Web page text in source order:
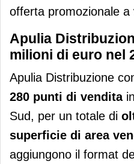
offerta promozionale
Apulia
milioni di euro nel
Apulia Distribuzione
280 punti di vendita
Sud, per un totale di
superficie di area
aggiungono il format